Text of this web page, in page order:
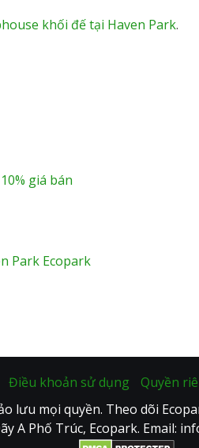
khối đế tại Haven Park.
giá bán
Park Ecopark
Điều khoản sử dụng Quyền
lưu mọi quyền. Theo dõi
A Phố Trúc, Ecopark. Email: